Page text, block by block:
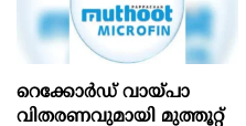
റെക്കോർഡ് വായ്പാ
വിതരണവുമായി മുത്തൂറ്റ്